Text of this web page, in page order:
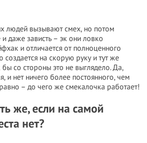
людей вызывают смех, но потом
даже зависть – эк они ловко
и отличается от полноценного
создается на скорую руку и тут же
бы со стороны это не выглядело. Да,
и нет ничего более постоянного, чем
– до чего же смекалочка работает!
же, если на самой
нет?